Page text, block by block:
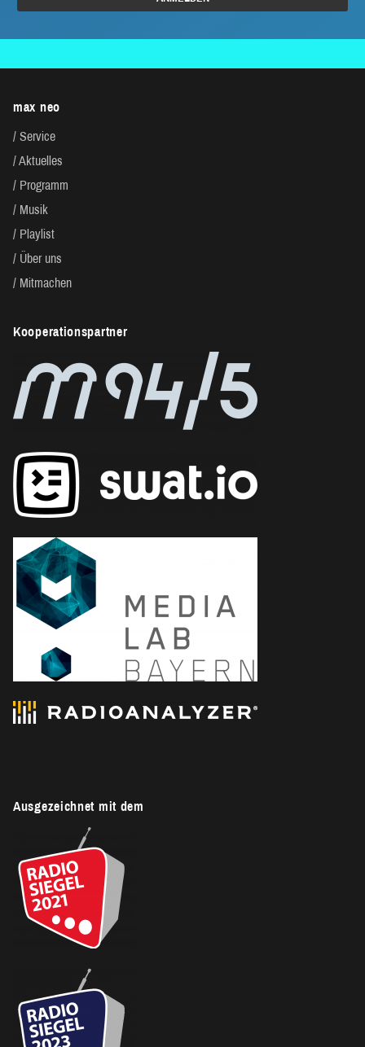
max neo
Service
Aktuelles
Programm
Musik
Playlist
Über uns
Mitmachen
Kooperationspartner
Ausgezeichnet mit dem